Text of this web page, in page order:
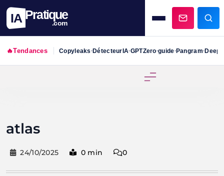
IA Pratique
.com
🔥Tendances Copyleaks •DétecteurIA•GPTZero•guide•Pangram•
atlas
24/10/2025 0 min 0